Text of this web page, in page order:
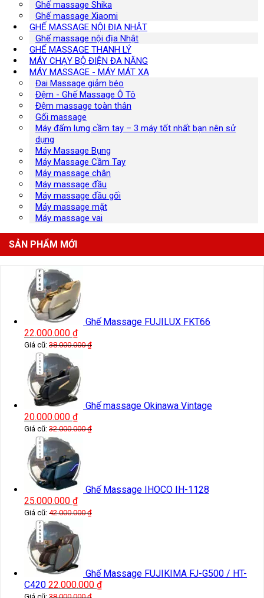
Ghế massage Shika
Ghế massage Xiaomi
GHẾ MASSAGE NỘI ĐỊA NHẬT
Ghế massage nội địa Nhật
GHẾ MASSAGE THANH LÝ
MÁY CHẠY BỘ ĐIỆN ĐA NĂNG
MÁY MASSAGE - MÁY MÁT XA
Đai Massage giảm béo
Đệm - Ghế Massage Ô Tô
Đệm massage toàn thân
Gối massage
Máy đấm lưng cầm tay – 3 máy tốt nhất bạn nên sử
dụng
Máy Massage Bụng
Máy Massage Cầm Tay
Máy massage chân
Máy massage đầu
Máy massage đầu gối
Máy massage mặt
Máy massage vai
SẢN PHẨM MỚI
Ghế Massage FUJILUX FKT66
22.000.000 ₫
Giá cũ: 38.000.000₫
Ghế massage Okinawa Vintage
20.000.000 ₫
Giá cũ: 32.000.000₫
Ghế Massage IHOCO IH-1128
25.000.000 ₫
Giá cũ: 42.000.000₫
Ghế Massage FUJIKIMA FJ-G500 / HT-
C420 22.000.000 ₫